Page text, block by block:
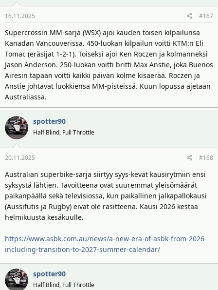
16.11.2025 #167
Supercrossin MM-sarja (WSX) ajoi kauden toisen kilpailunsa
Kanadan Vancouverissa. 450-luokan kilpailun voitti KTM:n Eli
Tomac (eräsijat 1-2-1). Toiseksi ajoi Ken Roczen ja kolmanneksi
Jason Anderson. 250-luokan voitti britti Max Anstie, joka Buenos
Airesin tapaan voitti kaikki päivän kolme kisaerää. Roczen ja
Anstie johtavat luokkiensa MM-pisteissä. Kuun lopussa ajetaan
Australiassa.
spotter90
Half Blind, Full Throttle
20.11.2025 #168
Australian superbike-sarja siirtyy syys-kevät kausirytmiin ensi
syksystä lähtien. Tavoitteena ovat suuremmat yleisömäärät
paikanpäällä sekä televisiossa, kun paikallinen jalkapallokausi
(Aussifutis ja Rugby) eivät ole rasitteena. Kausi 2026 kestää
helmikuusta kesäkuulle.
https://www.asbk.com.au/news/a-new-era-of-asbk-from-2026-
including-transition-to-2027-summer-calendar/
spotter90
Half Blind, Full Throttle